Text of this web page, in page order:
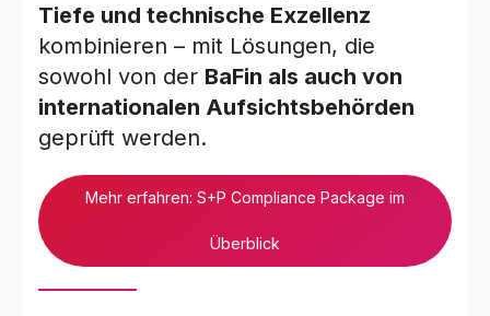
Tiefe und technische Exzellenz
kombinieren – mit Lösungen, die
sowohl von der BaFin als auch von
internationalen Aufsichtsbehörden
geprüft werden.
Mehr erfahren: S+P Compliance Package im
Überblick